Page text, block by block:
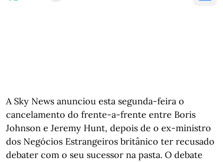
A Sky News anunciou esta segunda-feira o
cancelamento do frente-a-frente entre Boris
Johnson e Jeremy Hunt, depois de o ex-ministro
dos Negócios Estrangeiros britânico ter recusado
debater com o seu sucessor na pasta. O debate